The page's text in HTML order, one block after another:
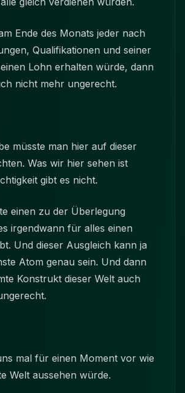
Ende des Monats jeder nach
Qualifikationen und seiner
Lohn erhalten würde, dann
nicht mehr ungerecht.
müsste man hier auf dieser
Was wir hier sehen ist
gibt es nicht.
einen zu der Überlegung
irgendwann für alles einen
Und dieser Ausgleich kann ja
Atom genau sein. Und dann
Konstrukt dieser Welt auch
mal für einen Moment vor wie
Welt aussehen würde.